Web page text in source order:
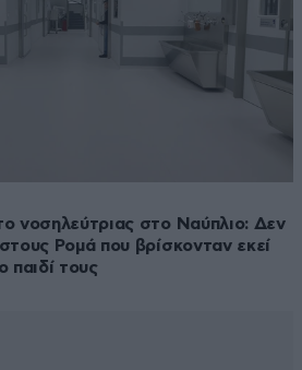
νοσηλεύτριας στο Ναύπλιο: Δεν
Ρομά που βρίσκονταν εκεί
παιδί τους